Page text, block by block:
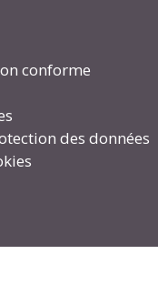
conforme
des données